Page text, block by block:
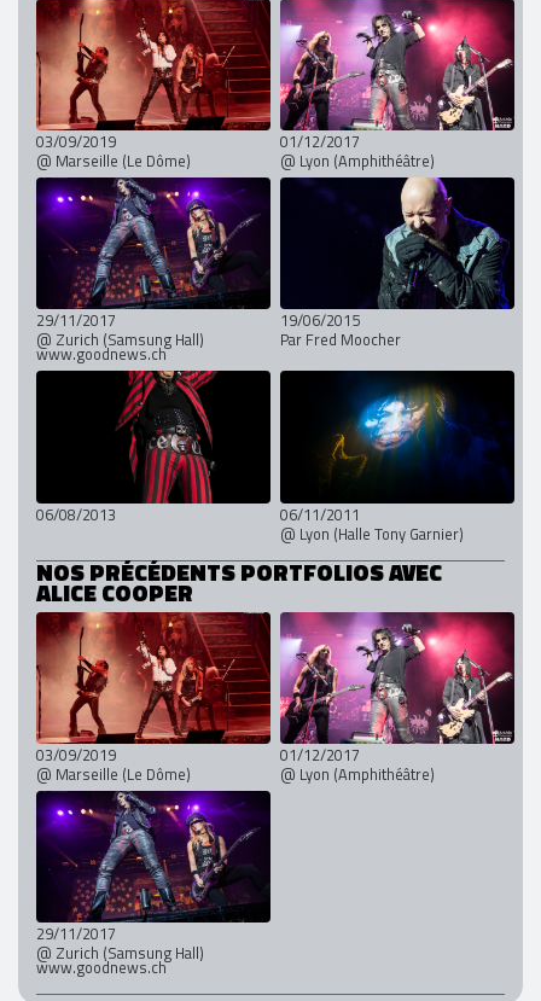
03/09/2019
@ Marseille (Le Dôme)
01/12/2017
@ Lyon (Amphithéâtre)
29/11/2017
@ Zurich (Samsung Hall)
www.goodnews.ch
19/06/2015
Par Fred Moocher
06/08/2013
06/11/2011
@ Lyon (Halle Tony Garnier)
NOS PRÉCÉDENTS PORTFOLIOS AVEC
ALICE COOPER
03/09/2019
@ Marseille (Le Dôme)
01/12/2017
@ Lyon (Amphithéâtre)
29/11/2017
@ Zurich (Samsung Hall)
www.goodnews.ch